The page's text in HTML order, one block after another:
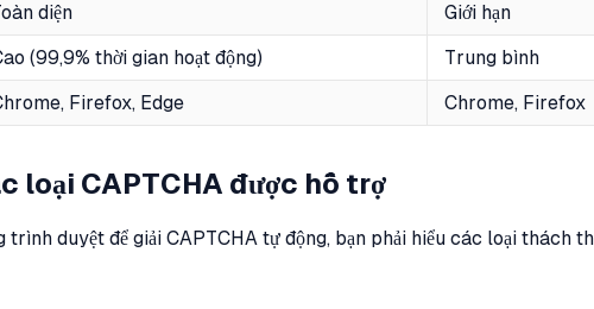
diện Giới hạn
(99,9% thời gian hoạt động) Trung bình
Firefox, Edge Chrome, Firefox
loại CAPTCHA được hỗ trợ
trình duyệt để giải CAPTCHA tự động, bạn phải hiểu các loại